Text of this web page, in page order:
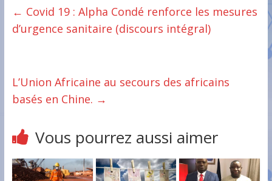
← Covid 19 : Alpha Condé renforce les mesures
d’urgence sanitaire (discours intégral)
L’Union Africaine au secours des africains
basés en Chine. →
Vous pourrez aussi aimer